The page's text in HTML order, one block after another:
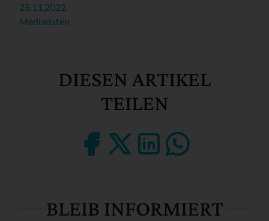
25.11.2022
Mediadaten
DIESEN ARTIKEL
TEILEN
BLEIB INFORMIERT